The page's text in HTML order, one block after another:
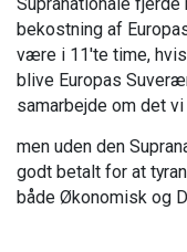
bekostning af
være i 11'te time,
blive Europas
samarbejde om det
men uden den
godt betalt for at
både Økonomisk og